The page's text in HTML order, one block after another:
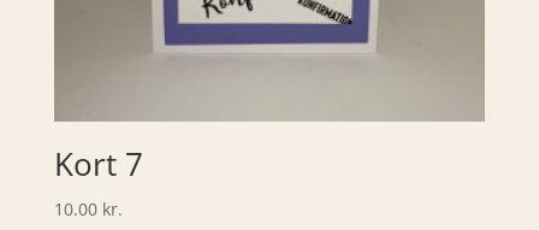
Kort 7
10.00 kr.